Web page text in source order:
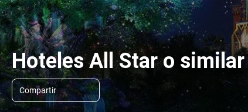
Hoteles All Star o
Compartir